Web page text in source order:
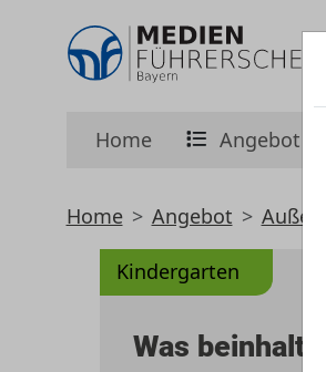
Home Angebot
Home Angebot
Kindergarten
Was